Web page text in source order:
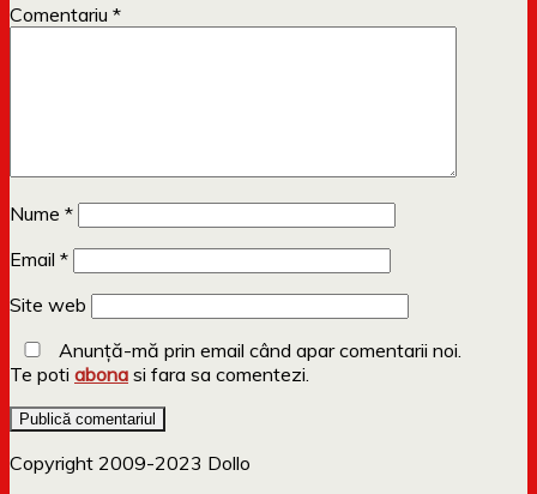
Comentariu *
Nume *
Email *
Site web
Anunță-mă prin email când apar comentarii noi.
Te poti abona si fara sa comentezi.
Copyright 2009-2023 Dollo